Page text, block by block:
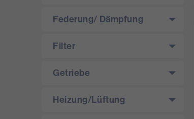
Federung/­ Dämpfung
Filter
Getriebe
Heizung/­Lüftung